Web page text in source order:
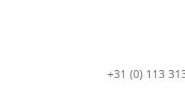
+31 (0) 113